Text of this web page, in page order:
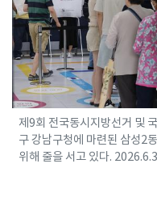
제9회 전국동시지방선거 및
구 강남구청에 마련된 삼성2
위해 줄을 서고 있다.